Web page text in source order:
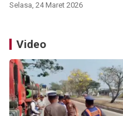
Selasa, 24 Maret 2026
Video